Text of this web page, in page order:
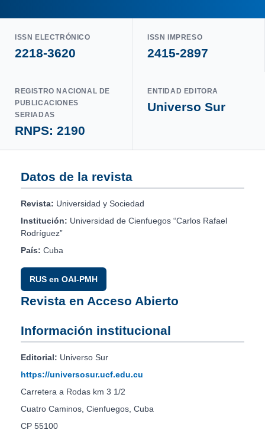
ISSN ELECTRÓNICO
2218-3620
ISSN IMPRESO
2415-2897
REGISTRO NACIONAL DE
PUBLICACIONES
SERIADAS
RNPS: 2190
ENTIDAD EDITORA
Universo Sur
Datos de la revista
Revista: Universidad y Sociedad
Institución: Universidad de Cienfuegos “Carlos Rafael
Rodríguez”
País: Cuba
RUS en OAI-PMH
Revista en Acceso Abierto
Información institucional
Editorial: Universo Sur
https://universosur.ucf.edu.cu
Carretera a Rodas km 3 1/2
Cuatro Caminos, Cienfuegos, Cuba
CP 55100